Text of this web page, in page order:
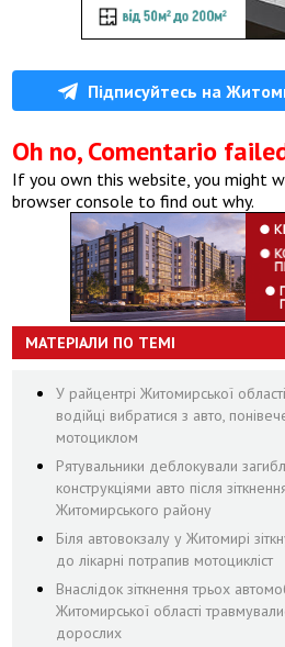
Підписуйтесь на
Oh no, Comentario
If you own this website, you might
browser console to find out why.
МАТЕРІАЛИ ПО ТЕМІ
У райцентрі Житомирської
водійці вибратися з авто,
мотоциклом
Рятувальники деблокували
конструкціями авто після
Житомирського району
Біля автовокзалу у Житомирі
до лікарні потрапив мотоцикліст
Внаслідок зіткнення трьох
Житомирської області
дорослих